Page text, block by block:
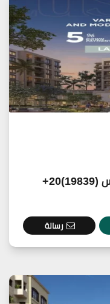
كمبوند لاش فالي التجمع الخامس (19839)20+
رسالة